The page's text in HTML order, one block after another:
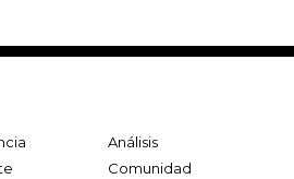
Análisis
Comunidad